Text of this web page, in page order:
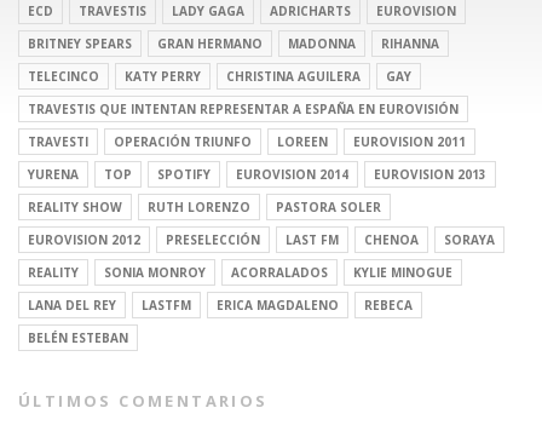
ECD TRAVESTIS LADY GAGA ADRICHARTS
EUROVISION
BRITNEY SPEARS
GRAN HERMANO MADONNA
RIHANNA
TELECINCO
KATY PERRY CHRISTINA AGUILERA
GAY
TRAVESTIS QUE INTENTAN REPRESENTAR A ESPAÑA EN EUROVISIÓN
TRAVESTI
OPERACIÓN TRIUNFO LOREEN
EUROVISION 2011
YURENA
TOP SPOTIFY EUROVISION 2014
EUROVISION 2013
REALITY SHOW
RUTH LORENZO
PASTORA SOLER
EUROVISION 2012
PRESELECCIÓN LAST FM CHENOA
SORAYA
REALITY
SONIA MONROY ACORRALADOS
KYLIE MINOGUE
LANA DEL REY
LASTFM ERICA MAGDALENO
REBECA
BELÉN ESTEBAN
ÚLTIMOS COMENTARIOS